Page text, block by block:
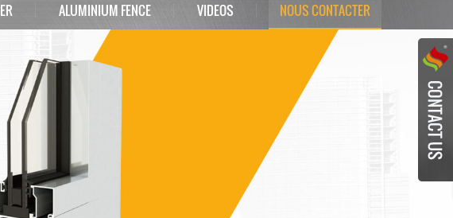
ALUMINIUM FENCE VIDEOS NOUS CONTACTER